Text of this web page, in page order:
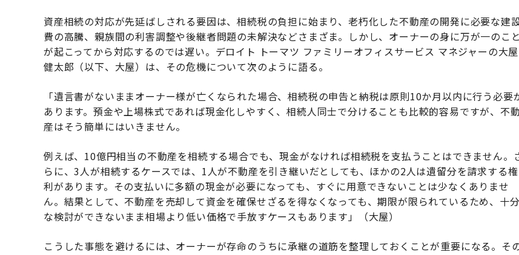
資産相続の対応が先延ばしされる要因は、相続税の負担に始まり、老朽化した不動産の開発に必要な建
費の高騰、親族間の利害調整や後継者問題の未解決などさまざま。しかし、オーナーの身に万が一のこと
が起こってから対応するのでは遅い。デロイト トーマツ ファミリーオフィスサービス マネジャーの大屋
健太郎（以下、大屋）は、その危機について次のように語る。
「遺言書がないままオーナー様が亡くなられた場合、相続税の申告と納税は原則10か月以内に行う必要
あります。預金や上場株式であれば現金化しやすく、相続人同士で分けることも比較的容易ですが、不動
産はそう簡単にはいきません。
例えば、10億円相当の不動産を相続する場合でも、現金がなければ相続税を支払うことはできません。
らに、3人が相続するケースでは、1人が不動産を引き継いだとしても、ほかの2人は遺留分を請求する権
利があります。その支払いに多額の現金が必要になっても、すぐに用意できないことは少なくありませ
ん。結果として、不動産を売却して資金を確保せざるを得なくなっても、期限が限られているため、十分
な検討ができないまま相場より低い価格で手放すケースもあります」（大屋）
こうした事態を避けるには、オーナーが存命のうちに承継の道筋を整理しておくことが重要になる。そ